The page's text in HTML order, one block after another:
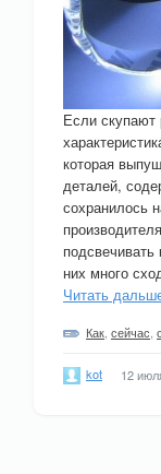
Если скупают
которая
деталей,
сохранилось
них много
Читать
Как сейчас
kot 12